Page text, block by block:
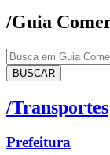
/Guia
BUSCAR
/Transportes
Prefeitura